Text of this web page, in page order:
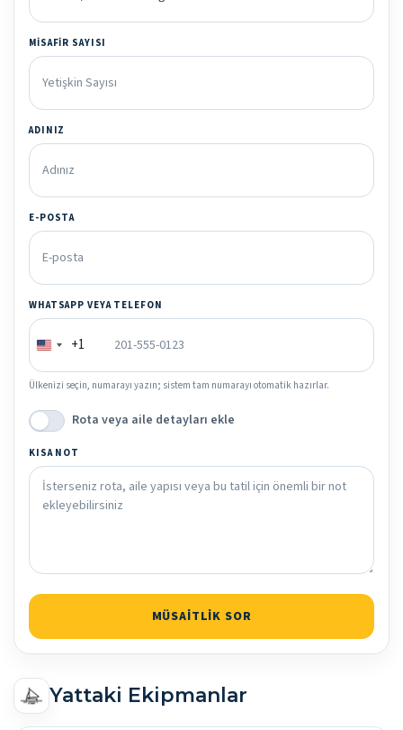
MISAFIR SAYISI
ADINIZ
E-POSTA
WHATSAPP VEYA TELEFON
+1
Ülkenizi seçin, numarayı yazın; sistem tam numarayı otomatik hazırlar.
Rota veya aile detayları ekle
KISA NOT
MÜSAITLIK SOR
Yattaki Ekipmanlar